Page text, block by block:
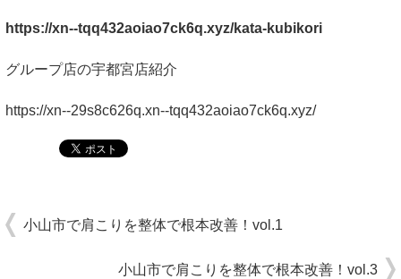
https://xn--tqq432aoiao7ck6q.xyz/kata-kubikori
グループ店の宇都宮店紹介
https://xn--29s8c626q.xn--tqq432aoiao7ck6q.xyz/
小山市で肩こりを整体で根本改善！vol.1
小山市で肩こりを整体で根本改善！vol.3